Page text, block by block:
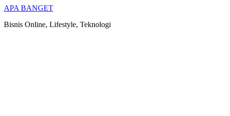
Skip
content
APA BANGET
Bisnis Online, Lifestyle, Teknologi